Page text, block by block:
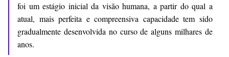
foi um estágio inicial da visão humana, a partir do qual a
atual, mais perfeita e compreensiva capacidade tem sido
gradualmente desenvolvida no curso de alguns milhares de
anos.